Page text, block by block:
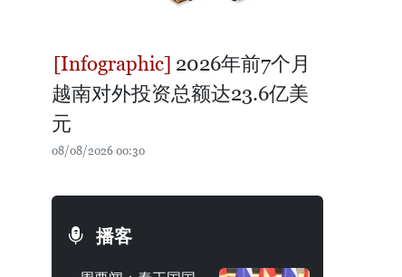
2026年前7个月
越南对外投资总额达23.6亿美
元
08/08/2026 00:30
播客